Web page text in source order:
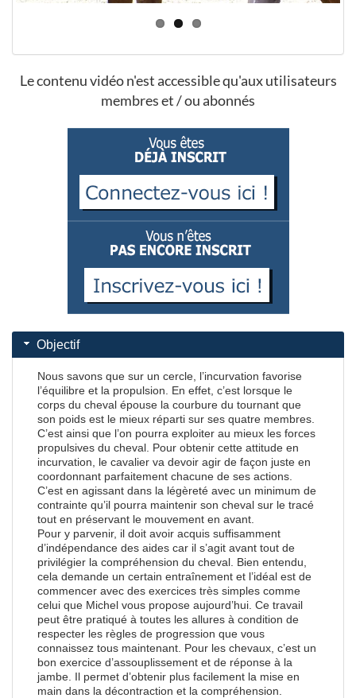
Le contenu vidéo n'est accessible qu'aux utilisateurs
membres et / ou abonnés
Objectif
Nous savons que sur un cercle, l’incurvation favorise
l’équilibre et la propulsion. En effet, c’est lorsque le
corps du cheval épouse la courbure du tournant que
son poids est le mieux réparti sur ses quatre membres.
C’est ainsi que l’on pourra exploiter au mieux les forces
propulsives du cheval. Pour obtenir cette attitude en
incurvation, le cavalier va devoir agir de façon juste en
coordonnant parfaitement chacune de ses actions.
C’est en agissant dans la légèreté avec un minimum de
contrainte qu’il pourra maintenir son cheval sur le tracé
tout en préservant le mouvement en avant.
Pour y parvenir, il doit avoir acquis suffisamment
d’indépendance des aides car il s’agit avant tout de
privilégier la compréhension du cheval. Bien entendu,
cela demande un certain entraînement et l’idéal est de
commencer avec des exercices très simples comme
celui que Michel vous propose aujourd’hui. Ce travail
peut être pratiqué à toutes les allures à condition de
respecter les règles de progression que vous
connaissez tous maintenant. Pour les chevaux, c’est un
bon exercice d’assouplissement et de réponse à la
jambe. Il permet d’obtenir plus facilement la mise en
main dans la décontraction et la compréhension.